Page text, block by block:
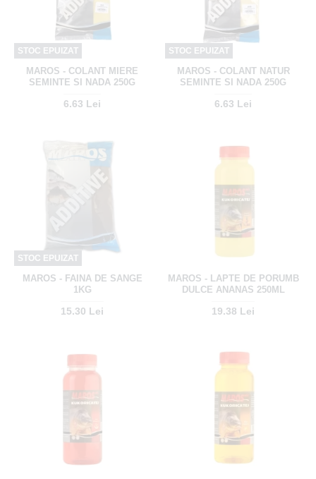
STOC EPUIZAT
MAROS - COLANT MIERE
SEMINTE SI NADA 250G
6.63 Lei
STOC EPUIZAT
MAROS - COLANT NATUR
SEMINTE SI NADA 250G
6.63 Lei
STOC EPUIZAT
MAROS - FAINA DE SANGE
1KG
15.30 Lei
MAROS - LAPTE DE PORUMB
DULCE ANANAS 250ML
19.38 Lei